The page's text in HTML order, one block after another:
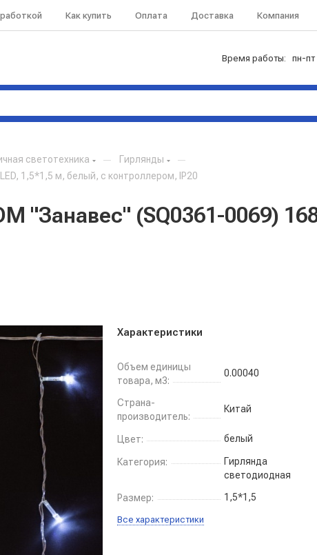
Как купить Оплата Доставка Компания
Время работы: пн-пт
светотехника — Гирлянды —
1,5*1,5 м, белый, с контроллером, IP20
"Занавес" (SQ0361-0069)
Характеристики
Объем единицы
товара, м3:
0.00040
Страна-
производитель:
Китай
Цвет: белый
Категория:
Гирлянда
светодиодная
Размер: 1,5*1,5
Все характеристики